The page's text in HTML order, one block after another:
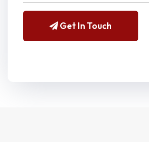
Get In Touch